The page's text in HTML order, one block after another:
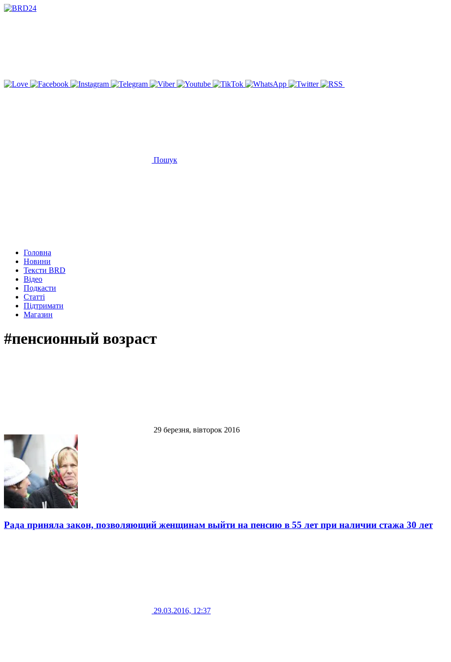
Пошук
Головна
Новини
Тексти BRD
Відео
Подкасти
Статті
Підтримати
Магазин
#пенсионный возраст
29 березня, вівторок 2016
Рада приняла закон, позволяющий женщинам выйти на пенсию в 55 лет при наличии стажа 30 лет
29.03.2016, 12:37